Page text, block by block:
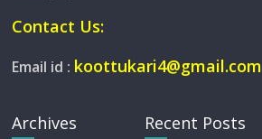
Contact Us:
Email id : koottukari4@gmail.com
Archives Recent Posts